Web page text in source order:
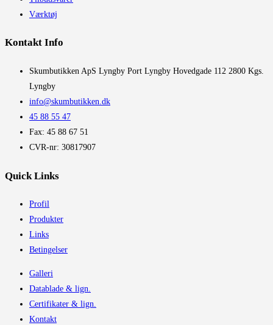
Værktøj
Kontakt Info
​Skumbutikken ApS Lyngby Port Lyngby Hovedgade 112 2800 Kgs.
Lyngby
info@skumbutikken.dk
45 88 55 47
Fax: 45 88 67 51
CVR-nr: 30817907
Quick Links
Profil
Produkter
Links
Betingelser
Galleri
Datablade & lign.
Certifikater & lign.
Kontakt